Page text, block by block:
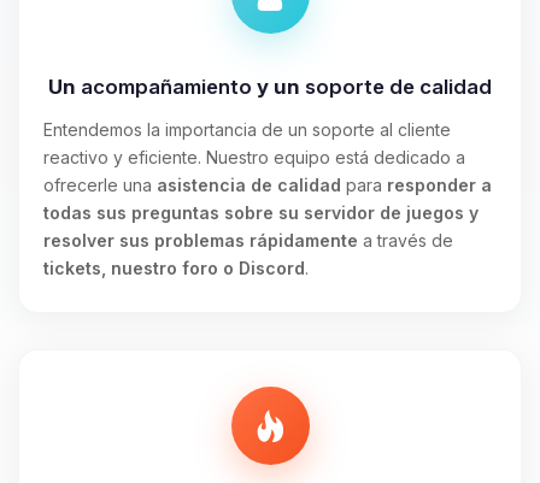
Un acompañamiento y un soporte de calidad
Entendemos la importancia de un soporte al cliente
reactivo y eficiente. Nuestro equipo está dedicado a
ofrecerle una asistencia de calidad para responder a
todas sus preguntas sobre su servidor de juegos y
resolver sus problemas rápidamente a través de
tickets, nuestro foro o Discord.